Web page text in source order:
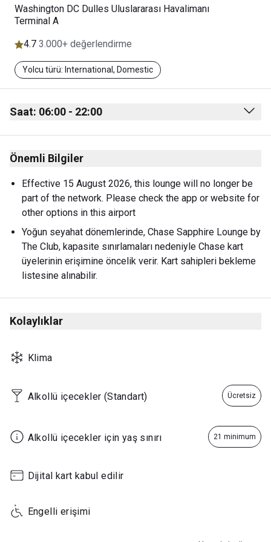
Washington DC Dulles Uluslararası Havalimanı
Terminal A
4.7 3.000+ değerlendirme
Yolcu türü: International, Domestic
Saat: 06:00 - 22:00
Monday 06:00 - 22:00
Tuesday
Wednesday 06:00 - 22:00
Thursday 06:00 - 22:00
Saturday 06:00 - 22:00
Sunday
Önemli Bilgiler
Effective 15 August 2026, this lounge will no longer be
part of the network. Please check the app or website for
other options in this airport
Yoğun seyahat dönemlerinde, Chase Sapphire Lounge by
The Club, kapasite sınırlamaları nedeniyle Chase kart
üyelerinin erişimine öncelik verir. Kart sahipleri bekleme
listesine alınabilir.
Kolaylıklar
Klima
Alkollü içecekler (Standart) Ücretsiz
Alkollü içecekler için yaş sınırı 21 minimum
Dijital kart kabul edilir
Engelli erişimi